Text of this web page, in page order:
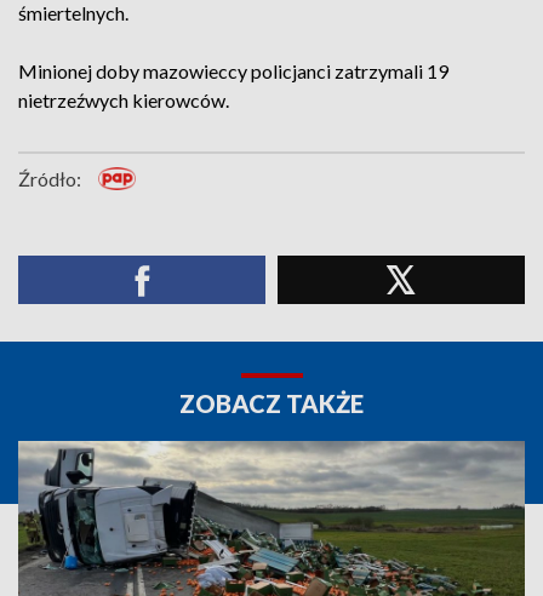
śmiertelnych.
Minionej doby mazowieccy policjanci zatrzymali 19
nietrzeźwych kierowców.
Źródło:
ZOBACZ TAKŻE